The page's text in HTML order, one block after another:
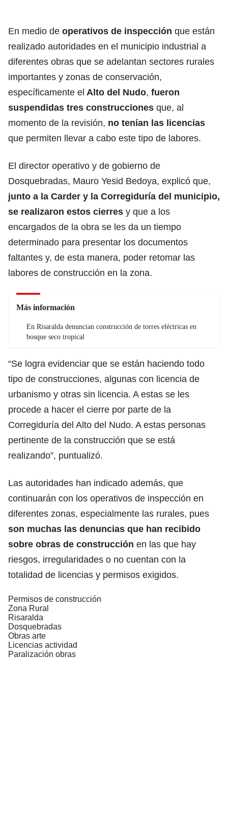
En medio de operativos de inspección que están
realizado autoridades en el municipio industrial a
diferentes obras que se adelantan sectores rurales
importantes y zonas de conservación,
específicamente el Alto del Nudo, fueron
suspendidas tres construcciones que, al
momento de la revisión, no tenían las licencias
que permiten llevar a cabo este tipo de labores.
El director operativo y de gobierno de
Dosquebradas, Mauro Yesid Bedoya, explicó que,
junto a la Carder y la Corregiduría del municipio,
se realizaron estos cierres y que a los
encargados de la obra se les da un tiempo
determinado para presentar los documentos
faltantes y, de esta manera, poder retomar las
labores de construcción en la zona.
Más información
En Risaralda denuncian construcción de torres eléctricas en
bosque seco tropical
“Se logra evidenciar que se están haciendo todo
tipo de construcciones, algunas con licencia de
urbanismo y otras sin licencia. A estas se les
procede a hacer el cierre por parte de la
Corregiduría del Alto del Nudo. A estas personas
pertinente de la construcción que se está
realizando”, puntualizó.
Las autoridades han indicado además, que
continuarán con los operativos de inspección en
diferentes zonas, especialmente las rurales, pues
son muchas las denuncias que han recibido
sobre obras de construcción en las que hay
riesgos, irregularidades o no cuentan con la
totalidad de licencias y permisos exigidos.
Permisos de construcción
Zona Rural
Risaralda
Dosquebradas
Obras arte
Licencias actividad
Paralización obras